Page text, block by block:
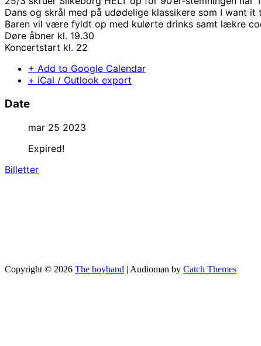
Dans og skrål med på udødelige klassikere som I want
Baren vil være fyldt op med kulørte drinks samt lækre
Døre åbner kl. 19.30
Koncertstart kl. 22
+ Add to Google Calendar
+ iCal / Outlook export
Date
mar 25 2023
Expired!
Billetter
Copyright © 2026 The boyband | Audioman by Catch Themes